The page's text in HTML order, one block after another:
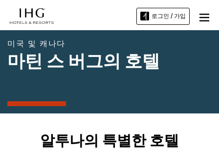
로그인 / 가입
미국 및 캐나다
마틴 스 버그의 호텔
알투나의 특별한 호텔